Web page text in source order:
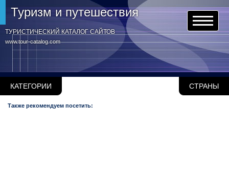
www.tour-catalog.com
Туризм и путешествия
ТУРИСТИЧЕСКИЙ КАТАЛОГ САЙТОВ
КАТЕГОРИИ СТРАНЫ
Также рекомендуем посетить: